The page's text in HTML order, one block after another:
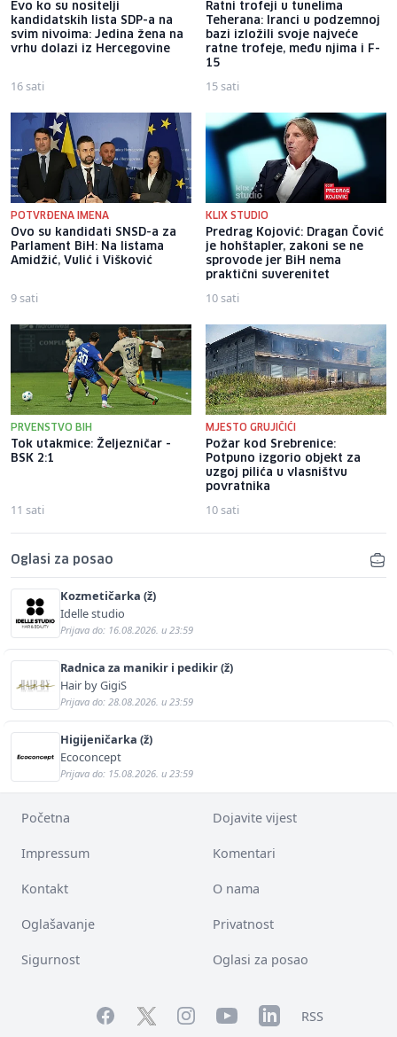
Evo ko su nositelji
kandidatskih lista SDP-a na
svim nivoima: Jedina žena na
vrhu dolazi iz Hercegovine
16 sati
Ratni trofeji u tunelima
Teherana: Iranci u podzemnoj
bazi izložili svoje najveće
ratne trofeje, među njima i F-
15
15 sati
POTVRĐENA IMENA
Ovo su kandidati SNSD-a za
Parlament BiH: Na listama
Amidžić, Vulić i Višković
9 sati
KLIX STUDIO
Predrag Kojović: Dragan Čović
je hohštapler, zakoni se ne
sprovode jer BiH nema
praktični suverenitet
10 sati
PRVENSTVO BIH
Tok utakmice: Željezničar -
BSK 2:1
11 sati
MJESTO GRUJIČIĆI
Požar kod Srebrenice:
Potpuno izgorio objekt za
uzgoj pilića u vlasništvu
povratnika
10 sati
Oglasi za posao
Kozmetičarka (ž)
Idelle studio
Prijava do: 16.08.2026. u 23:59
Radnica za manikir i pedikir (ž)
Hair by GigiS
Prijava do: 28.08.2026. u 23:59
Higijeničarka (ž)
Ecoconcept
Prijava do: 15.08.2026. u 23:59
Početna Dojavite vijest
Impressum Komentari
Kontakt O nama
Oglašavanje Privatnost
Sigurnost Oglasi za posao
FacebookTwitterInstagramYouTubeLinkedInRSS